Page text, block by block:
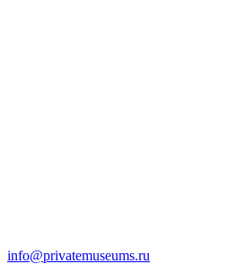
info@privatemuseums.ru